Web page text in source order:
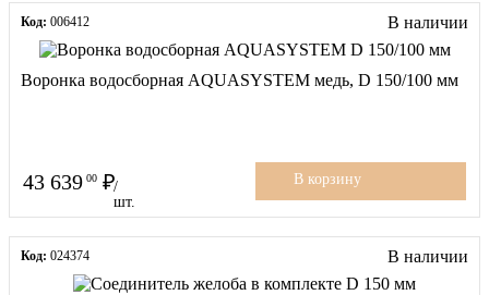
Код: 006412 В наличии
Воронка водосборная AQUASYSTEM медь, D 150/100 мм
43 639 00
/
шт.
В корзину
Код: 024374 В наличии